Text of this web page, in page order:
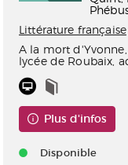
Littérature française
A la mort
lycée de Roubaix,
Plus d'infos
Disponible